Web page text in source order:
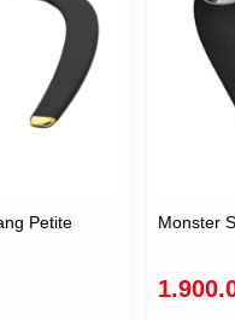
Petite Monster